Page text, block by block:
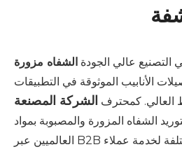
الشفاه مزورة
الأنابيب الموثوقة في التطبيقات
العالي. كمحترف الشركة المصنعة
الشفاه المزورة والمصبوبة بمواد
وأحجام ومعايير دولية مختلفة لخدمة عملاء B2B العالميين عبر